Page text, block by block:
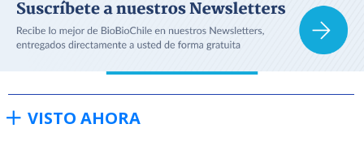
VISTO AHORA